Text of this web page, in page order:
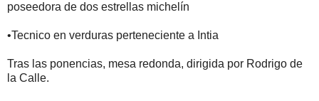
poseedora de dos estrellas michelín
•Tecnico en verduras perteneciente a Intia
Tras las ponencias, mesa redonda, dirigida por Rodrigo de
la Calle.